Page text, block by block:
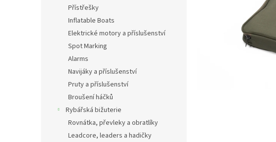
Přístřešky
Inflatable Boats
Elektrické motory a příslušenství
Spot Marking
Alarms
Navijáky a příslušenství
Pruty a příslušenství
Broušení háčků
Rybářská bižuterie
Rovnátka, převleky a obratlíky
Leadcore, leaders a hadičky